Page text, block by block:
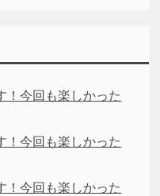
！今回も楽しかった
！今回も楽しかった
！今回も楽しかった